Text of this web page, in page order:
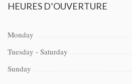
HEURES D’OUVERTURE
Monday
Tuesday - Saturday
Sunday